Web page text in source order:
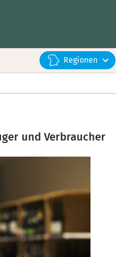
Regionen
und Verbraucher